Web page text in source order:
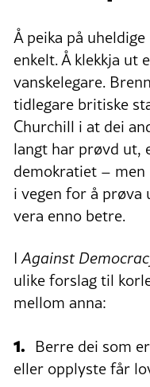
Å peika på
enkelt. Å klekkja ut
vanskelegare.
tidlegare britiske
Churchill i at dei
langt har prøvd ut,
demokratiet –
i vegen for å
vera enno betre.
IAgainst
ulike forslag til
mellom anna:
1. Berre dei som
eller opplyste får